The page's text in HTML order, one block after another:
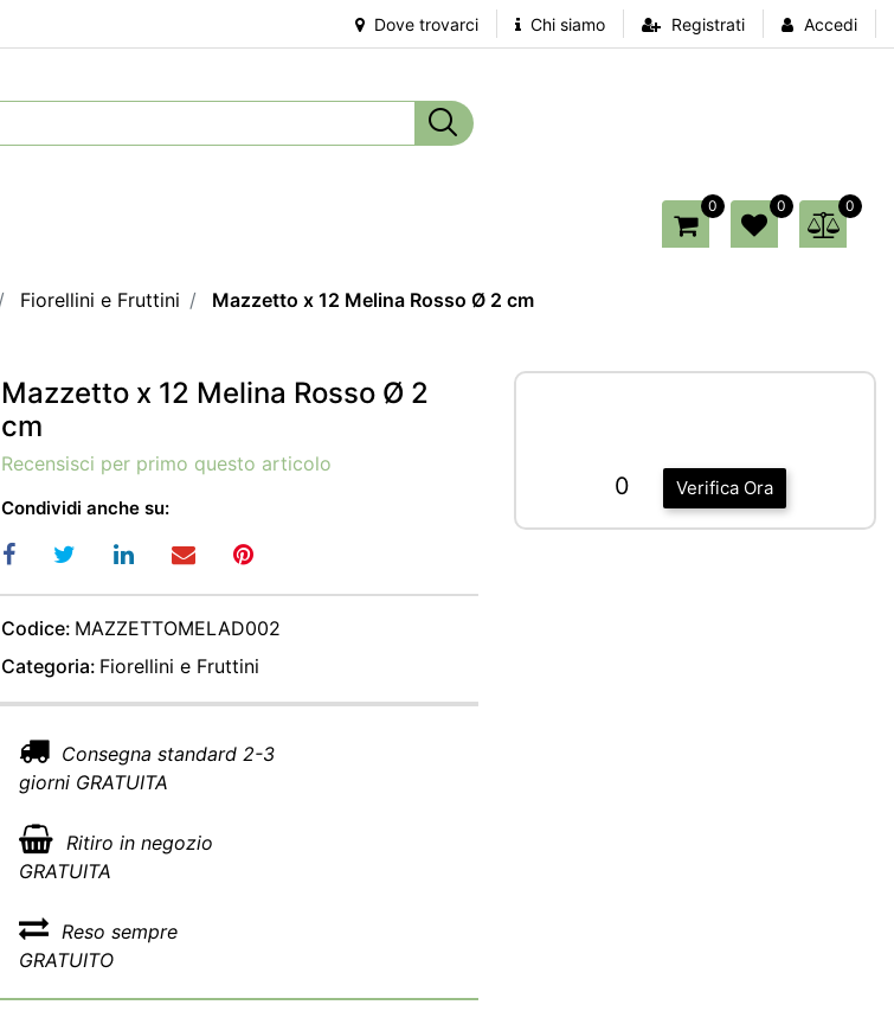
Dove trovarci Chi siamo Registrati Accedi
0 0 0
Fiorellini e Fruttini Mazzetto x 12 Melina Rosso Ø 2 cm
Mazzetto x 12 Melina Rosso Ø 2
cm
Recensisci per primo questo articolo
Condividi anche su:
Codice: MAZZETTOMELAD002
Categoria: Fiorellini e Fruttini
Consegna standard 2-3
giorni GRATUITA
Ritiro in negozio
GRATUITA
Reso sempre
GRATUITO
Verifica Ora
0